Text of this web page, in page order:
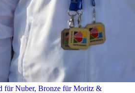
für Nuber, Bronze für Moritz &